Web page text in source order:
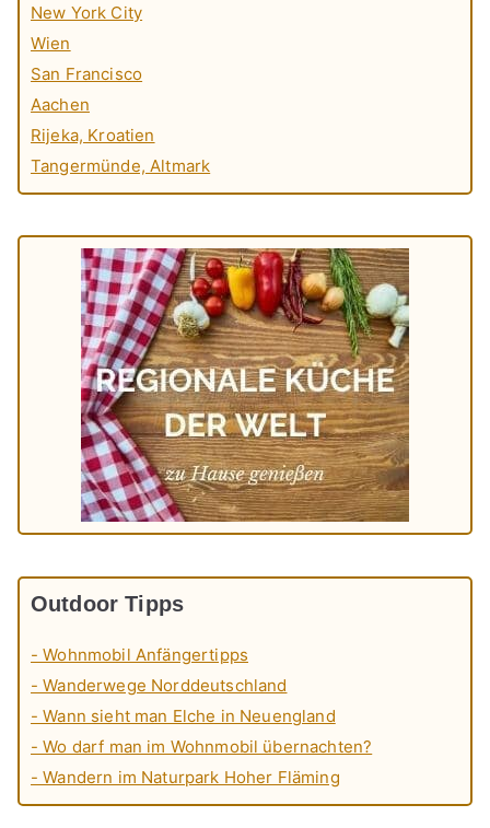
New York City
Wien
San Francisco
Aachen
Rijeka, Kroatien
Tangermünde, Altmark
Outdoor Tipps
- Wohnmobil Anfängertipps
- Wanderwege Norddeutschland
- Wann sieht man Elche in Neuengland
- Wo darf man im Wohnmobil übernachten?
- Wandern im Naturpark Hoher Fläming